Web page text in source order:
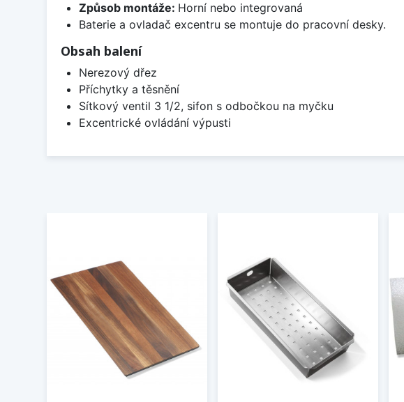
Způsob montáže: Horní nebo integrovaná
Baterie a ovladač excentru se montuje do pracovní desky.
Obsah balení
Nerezový dřez
Příchytky a těsnění
Sítkový ventil 3 1/2, sifon s odbočkou na myčku
Excentrické ovládání výpusti